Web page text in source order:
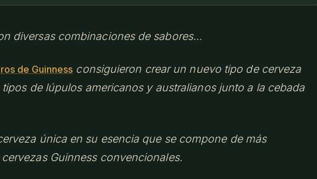
diversas combinaciones de sabores...
de Guinness consiguieron crear un nuevo tipo de cerveza
de lúpulos americanos y australianos junto a la cebada
única en su esencia que se compone de más
Guinness convencionales.